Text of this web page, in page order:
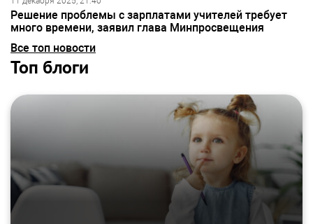
Решение проблемы с зарплатами учителей требует
много времени, заявил глава Минпросвещения
Все топ новости
Топ блоги